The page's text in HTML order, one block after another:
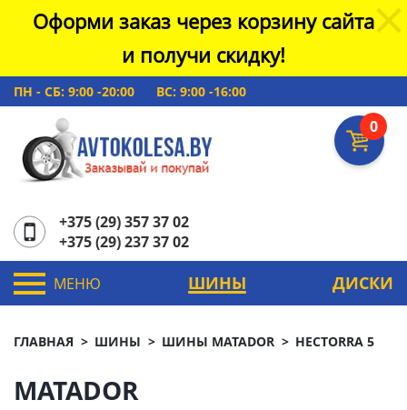
Оформи заказ через корзину сайта
и получи скидку!
ПН - СБ: 9:00 -20:00 ВС: 9:00 -16:00
0
+375 (29) 357 37 02
+375 (29) 237 37 02
МЕНЮ ШИНЫ ДИСКИ
ГЛАВНАЯ ШИНЫ ШИНЫ MATADOR HECTORRA 5
MATADOR